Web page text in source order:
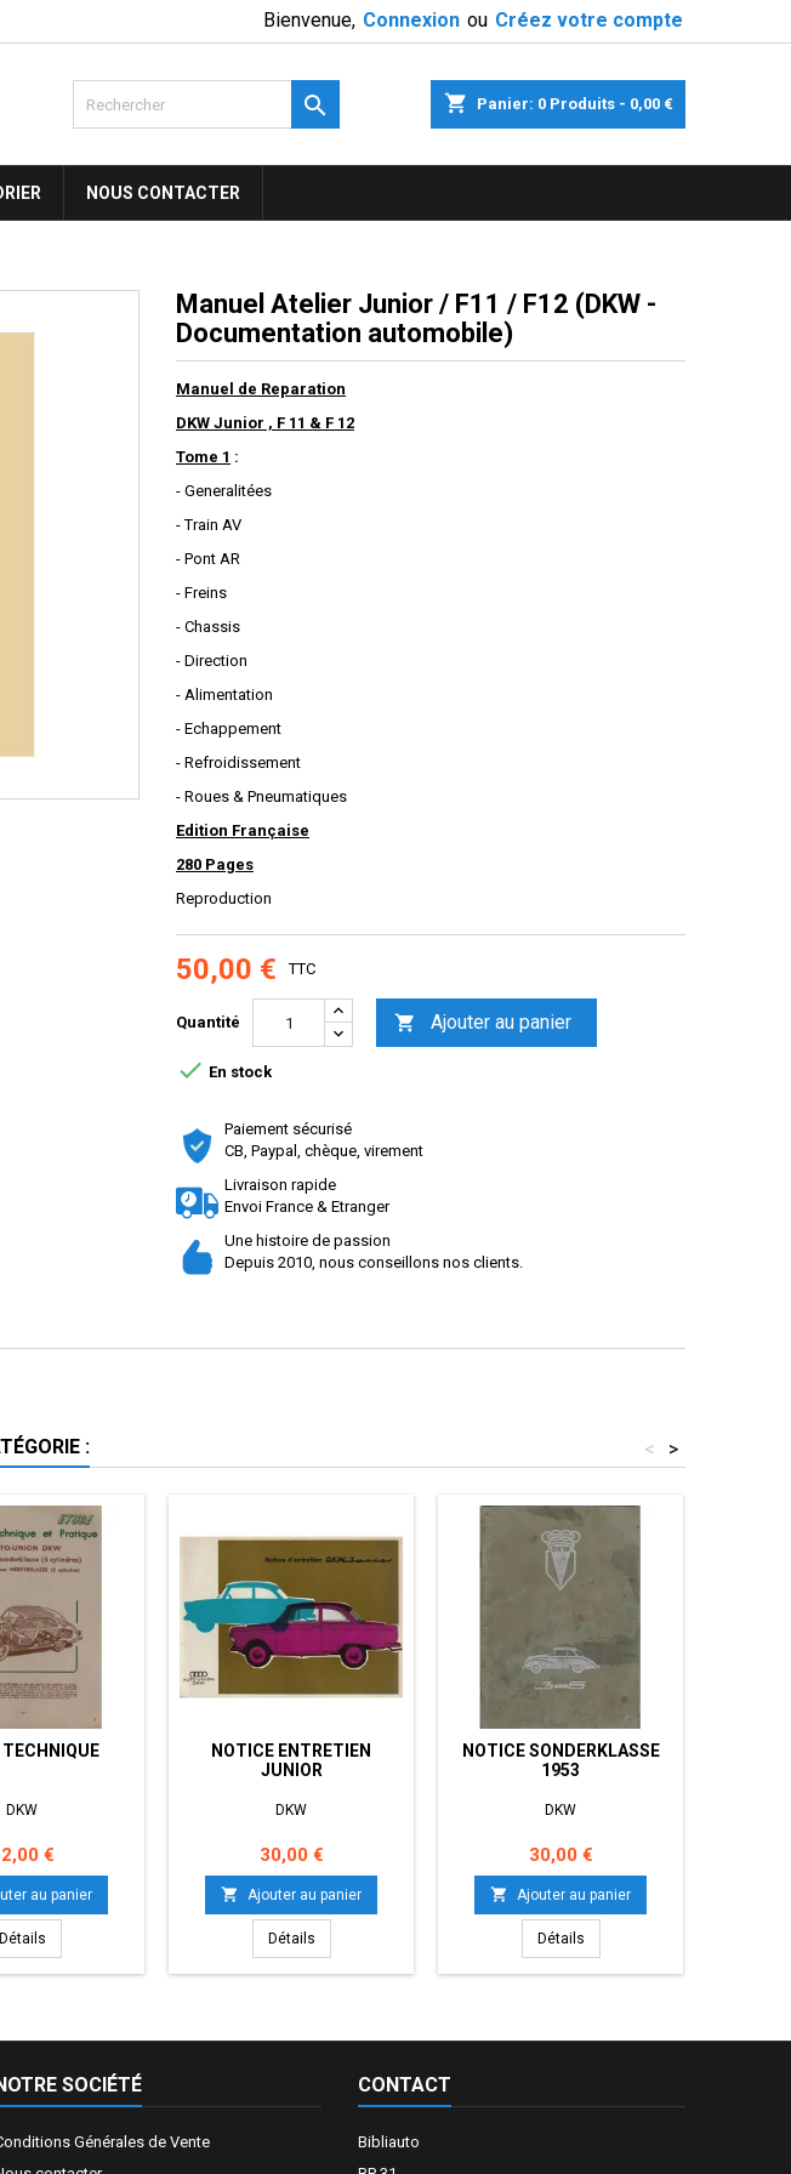
Bienvenue, Connexion ou Créez votre compte
shopping_cart Panier: 0 Produits - 0,00 €

NOUS CONTACTER
Manuel Atelier Junior / F11 / F12 (DKW -
Documentation automobile)
Manuel de Reparation
DKW Junior , F 11 & F 12
Tome 1 :
- Generalitées
- Train AV
- Pont AR
- Freins
- Chassis
- Direction
- Alimentation
- Echappement
- Refroidissement
- Roues & Pneumatiques
Edition Française
280 Pages
Reproduction
50,00 € TTC
Quantité  Ajouter au panier
 En stock
Paiement sécurisé
CB, Paypal, chèque, virement
Livraison rapide
Envoi France & Etranger
Une histoire de passion
Depuis 2010, nous conseillons nos clients.
: >
<
TECHNIQUE
DKW
€
au panier
Détails
NOTICE ENTRETIEN
JUNIOR
DKW
Prix
30,00 €
 Ajouter au panier
Détails
NOTICE SONDERKLASSE
1953
DKW
Prix
30,00 €
 Ajouter au panier
Détails
SOCIÉTÉ
Générales de Vente
CONTACT
Bibliauto